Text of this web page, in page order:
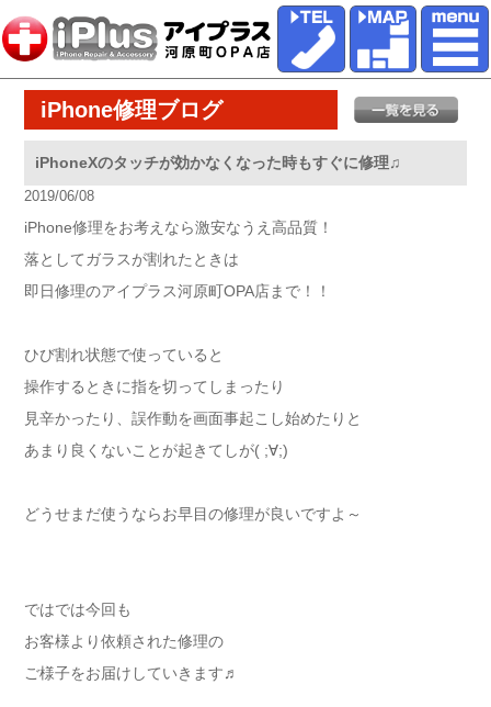
iPhone修理ブログ
iPhoneXのタッチが効かなくなった時もすぐに修理♫
2019/06/08
iPhone修理をお考えなら激安なうえ高品質！
落としてガラスが割れたときは
即日修理のアイプラス河原町OPA店まで！！
ひび割れ状態で使っていると
操作するときに指を切ってしまったり
見辛かったり、誤作動を画面事起こし始めたりと
あまり良くないことが起きてしが( ;∀;)
どうせまだ使うならお早目の修理が良いですよ～
ではでは今回も
お客様より依頼された修理の
ご様子をお届けしていきます♬